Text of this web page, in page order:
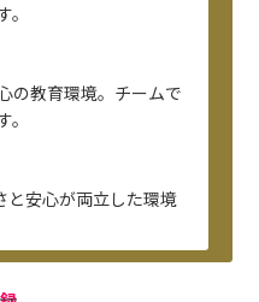
の教育環境。チームで
と安心が両立した環境